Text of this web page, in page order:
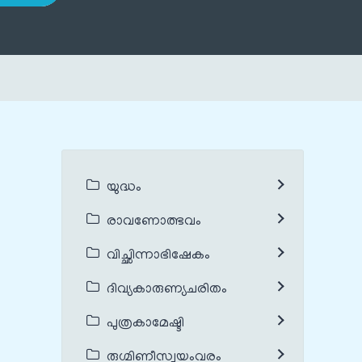
യുദ്ധം
രാവണോത്ഭവം
വിച്ഛിന്നാഭിഷേകം
ദിവ്യകാരുണ്യചരിതം
പുത്രകാമേഷ്ടി
രുഗ്മിണീസ്വയംവരം